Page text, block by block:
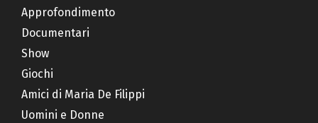
Approfondimento
Documentari
Show
Giochi
Amici di Maria De Filippi
Uomini e Donne